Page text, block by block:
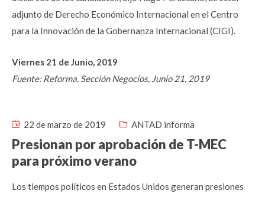
adjunto de Derecho Económico Internacional en el Centro
para la Innovación de la Gobernanza Internacional (CIGI).
Viernes 21 de Junio, 2019
Fuente: Reforma, Sección Negocios, Junio 21, 2019
22 de marzo de 2019 ANTAD informa
Presionan por aprobación de T-MEC
para próximo verano
Los tiempos políticos en Estados Unidos generan presiones